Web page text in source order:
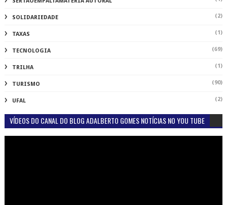
SOLIDARIEDADE (2)
TAXAS (1)
TECNOLOGIA (69)
TRILHA (1)
TURISMO (90)
UFAL (2)
VÍDEOS DO CANAL DO BLOG ADALBERTO GOMES NOTÍCIAS NO YOU TUBE